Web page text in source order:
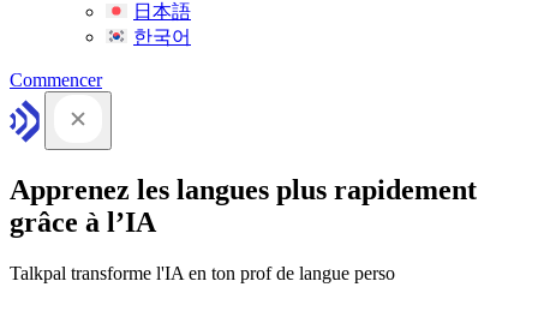
日本語
한국어
Commencer
Apprenez les langues plus rapidement
grâce à l’IA
Talkpal transforme l'IA en ton prof de langue perso